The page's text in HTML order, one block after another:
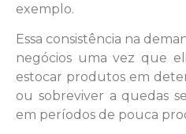
exemplo.
Essa consistência na
negócios uma vez que
estocar produtos em
ou sobreviver a quedas
em períodos de pouca